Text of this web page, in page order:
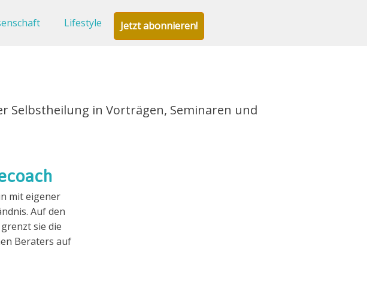
Lifestyle Jetzt abonnieren!
Selbstheilung in Vorträgen, Seminaren und
mit eigener
Auf den
sie die
Beraters auf